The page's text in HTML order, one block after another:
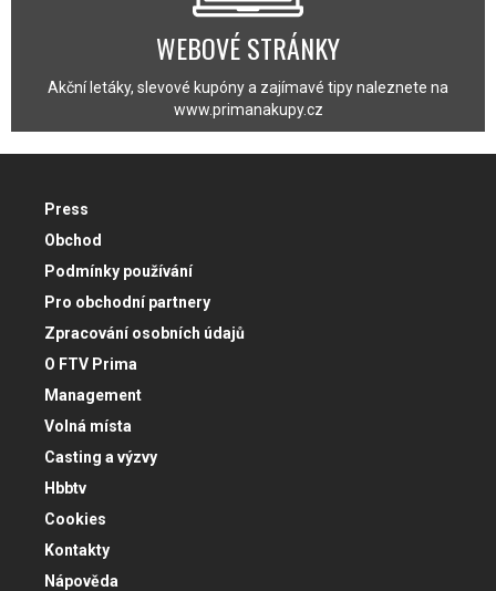
WEBOVÉ STRÁNKY
Akční letáky, slevové kupóny a zajímavé tipy naleznete na
www.primanakupy.cz
Press
Obchod
Podmínky používání
Pro obchodní partnery
Zpracování osobních údajů
O FTV Prima
Management
Volná místa
Casting a výzvy
Hbbtv
Cookies
Kontakty
Nápověda